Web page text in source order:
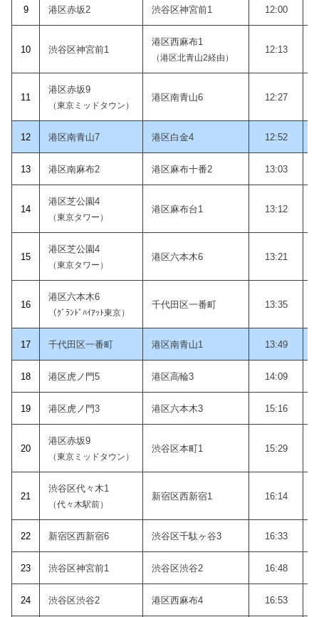
9 港区赤坂2 渋谷区神宮前1 12:00
10 渋谷区神宮前1
港区西麻布1
（港区北青山2経由）
12:13
11
港区赤坂9
（東京ミッドタウン）
港区南青山6 12:27
12 港区南青山7 港区白金4 12:52
13 港区南麻布2 港区麻布十番2 13:03
14
港区芝公園4
（東京タワー）
港区麻布台1 13:12
15
港区芝公園4
（東京タワー）
港区六本木6 13:21
16
港区六本木6
（ｸﾞﾗﾝﾄﾞﾊｲｱｯﾄ東京）
千代田区一番町 13:35
17 千代田区一番町 港区南青山1 13:49
18 港区虎ノ門5 港区高輪3 14:09
19 港区虎ノ門3 港区六本木3 15:16
20
港区赤坂9
（東京ミッドタウン）
渋谷区本町1 15:29
21
渋谷区代々木1
（代々木駅前）
新宿区西新宿1 16:14
22 新宿区西新宿6 渋谷区千駄ヶ谷3 16:33
23 渋谷区神宮前1 渋谷区渋谷2 16:48
24 渋谷区渋谷2 港区西麻布4 16:53